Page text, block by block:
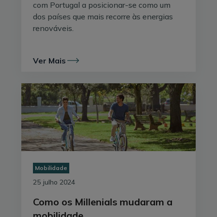
da oferta EDP, temos boas notícias:qualquer um dos
nossos modelos é elegível.
Para este tipo de bicicletas (tipologia 4), o Governo
Fundo Ambiental atribui um incentivo que chega a
50% do valor de compra, até um máximo de 500€. A
verba suporta 4.550 candidaturas, que podem ser
feitas por particulares (1 bicicleta) ou empresas (até 4
bicicletas).
2. Bicicletas convencionais
Aqui está a novidade. Em 2023, o Estado
comparticipava apenas com 20% do valor da compra,
para 50% do PVP (IVA incluído) para as bicicletas
com Portugal a posicionar-se como um
dos países que mais recorre às energias
renováveis.
Ver Mais
Mobilidade
25 julho 2024
Como os Millenials mudaram a